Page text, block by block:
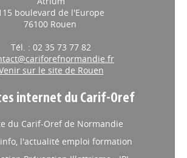
Atrium
115 boulevard de l'Europe
76100 Rouen
Tél. : 02 35 73 77 82
sur le site de Rouen
internet du Carif-Oref
du Carif-Oref de Normandie
l'actualité emploi formation